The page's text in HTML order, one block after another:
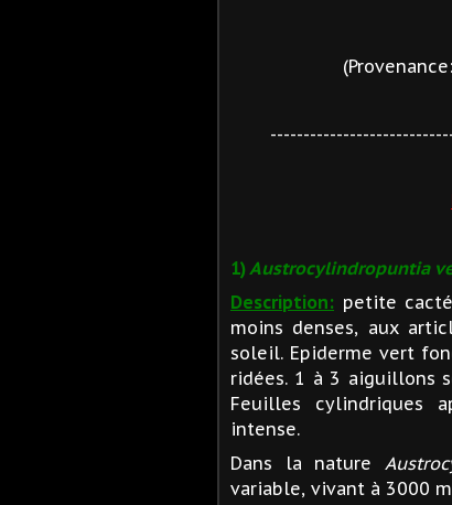
1) Austrocylindropuntia
Description: petite
moins denses, aux
soleil. Epiderme vert
ridées. 1 à 3 aiguillons
Feuilles cylindriques
intense.
Dans la nature
variable, vivant à 3000